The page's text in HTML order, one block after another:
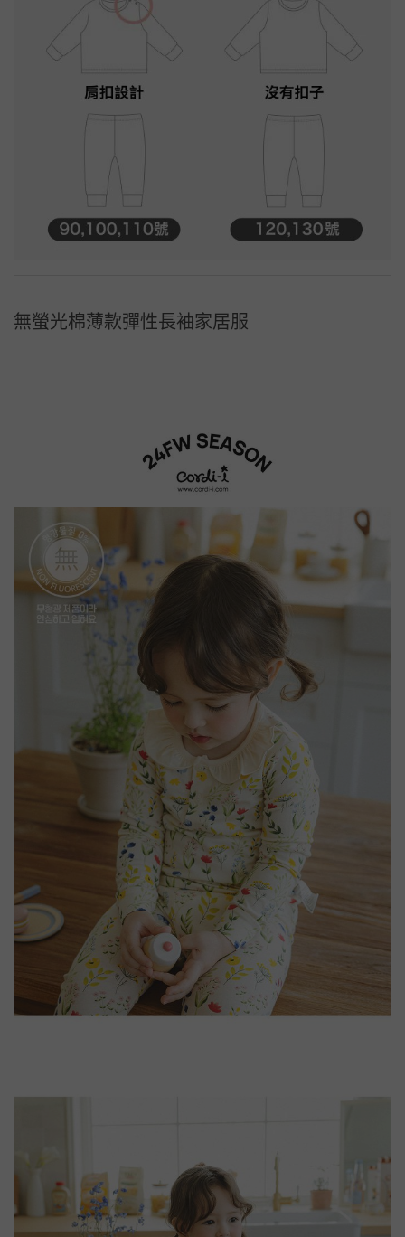
部分款式根據尺寸有不同的肩釦設計，附圖給媽咪們參考呦～
無螢光棉薄款彈性長袖家居服